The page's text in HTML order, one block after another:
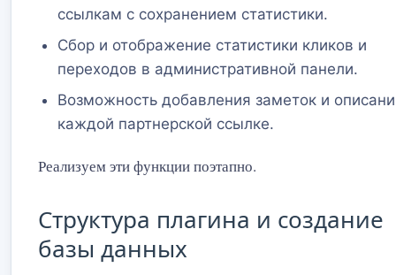
ссылкам с сохранением статистики.
Сбор и отображение статистики кликов и
переходов в административной панели.
Возможность добавления заметок и
каждой партнерской ссылке.
Реализуем эти функции поэтапно.
Структура плагина и создание
базы данных